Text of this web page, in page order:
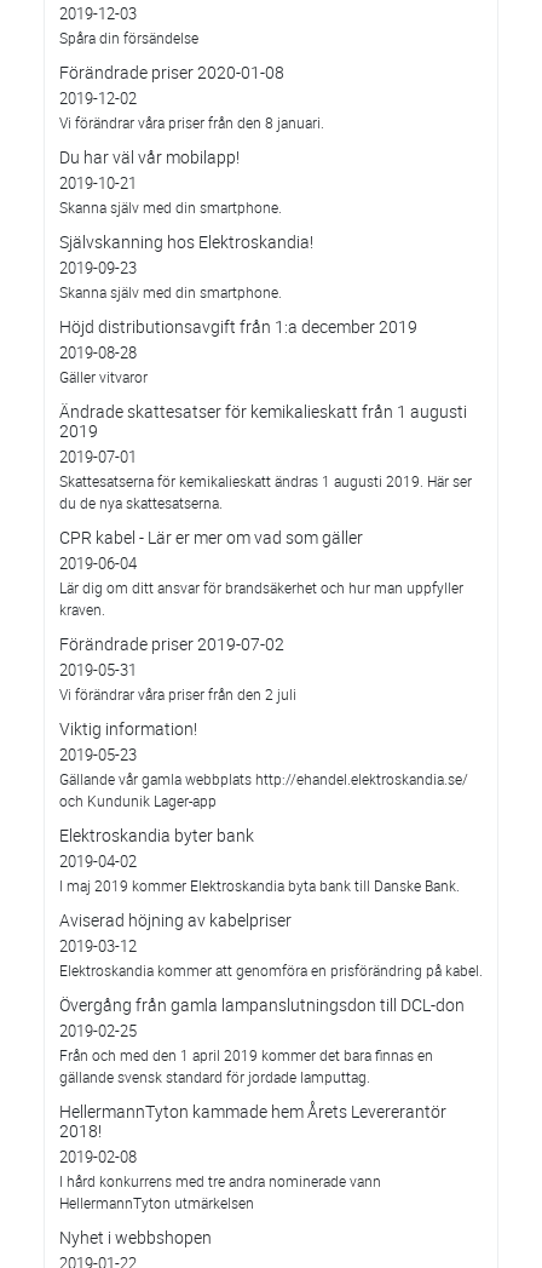
2019-12-03
Spåra din försändelse
Förändrade priser 2020-01-08
2019-12-02
Vi förändrar våra priser från den 8 januari.
Du har väl vår mobilapp!
2019-10-21
Skanna själv med din smartphone.
Självskanning hos Elektroskandia!
2019-09-23
Skanna själv med din smartphone.
Höjd distributionsavgift från 1:a december 2019
2019-08-28
Gäller vitvaror
Ändrade skattesatser för kemikalieskatt från 1 augusti
2019
2019-07-01
Skattesatserna för kemikalieskatt ändras 1 augusti 2019. Här ser
du de nya skattesatserna.
CPR kabel - Lär er mer om vad som gäller
2019-06-04
Lär dig om ditt ansvar för brandsäkerhet och hur man uppfyller
kraven.
Förändrade priser 2019-07-02
2019-05-31
Vi förändrar våra priser från den 2 juli
Viktig information!
2019-05-23
Gällande vår gamla webbplats http://ehandel.elektroskandia.se/
och Kundunik Lager-app
Elektroskandia byter bank
2019-04-02
I maj 2019 kommer Elektroskandia byta bank till Danske Bank.
Aviserad höjning av kabelpriser
2019-03-12
Elektroskandia kommer att genomföra en prisförändring på kabel.
Övergång från gamla lampanslutningsdon till DCL-don
2019-02-25
Från och med den 1 april 2019 kommer det bara finnas en
gällande svensk standard för jordade lamputtag.
HellermannTyton kammade hem Årets Levererantör
2018!
2019-02-08
I hård konkurrens med tre andra nominerade vann
HellermannTyton utmärkelsen
Nyhet i webbshopen
2019-01-22